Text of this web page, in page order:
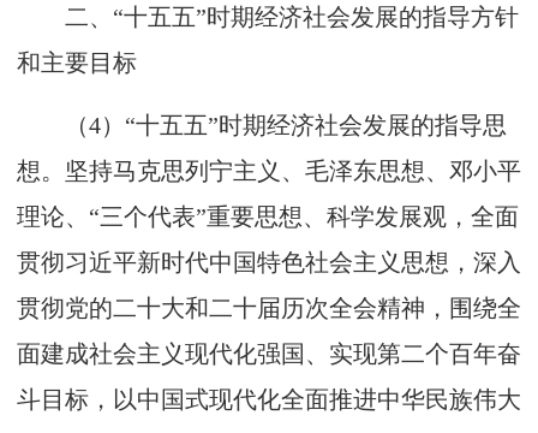
二、“十五五”时期经济社会发展的指导方针
和主要目标
（4）“十五五”时期经济社会发展的指导思
想。坚持马克思列宁主义、毛泽东思想、邓小平
理论、“三个代表”重要思想、科学发展观，全面
贯彻习近平新时代中国特色社会主义思想，深入
贯彻党的二十大和二十届历次全会精神，围绕全
面建成社会主义现代化强国、实现第二个百年奋
斗目标，以中国式现代化全面推进中华民族伟大